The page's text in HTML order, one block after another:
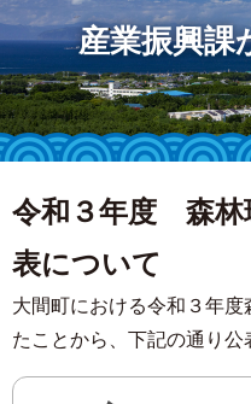
産業振興課
令和３年度 森林
表について
大間町における令和３年
たことから、下記の通り公